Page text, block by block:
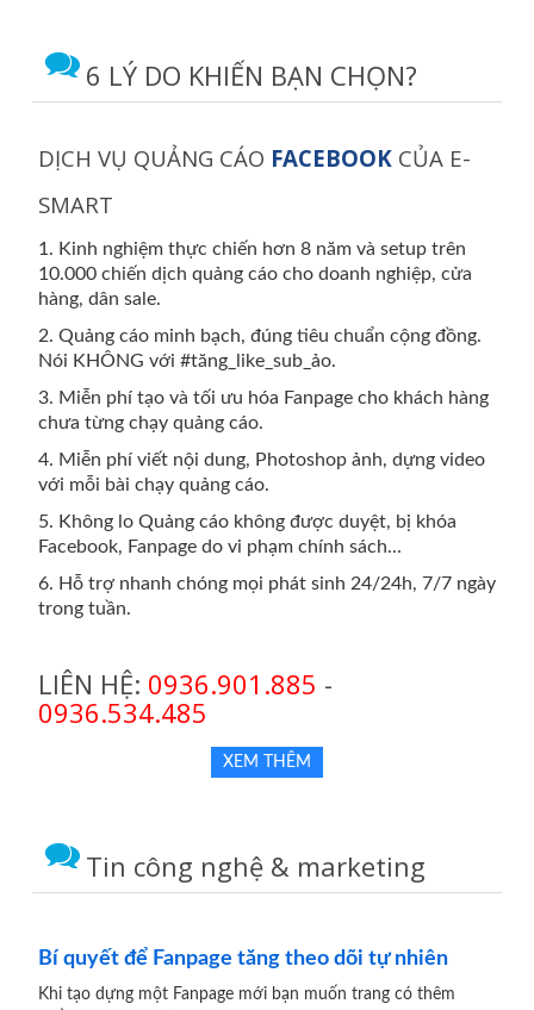
6 LÝ DO KHIẾN BẠN CHỌN?
DỊCH VỤ QUẢNG CÁO FACEBOOK CỦA E-
SMART
1. Kinh nghiệm thực chiến hơn 8 năm và setup trên
10.000 chiến dịch quảng cáo cho doanh nghiệp, cửa
hàng, dân sale.
2. Quảng cáo minh bạch, đúng tiêu chuẩn cộng đồng.
Nói KHÔNG với #tăng_like_sub_ảo.
3. Miễn phí tạo và tối ưu hóa Fanpage cho khách hàng
chưa từng chạy quảng cáo.
4. Miễn phí viết nội dung, Photoshop ảnh, dựng video
với mỗi bài chạy quảng cáo.
5. Không lo Quảng cáo không được duyệt, bị khóa
Facebook, Fanpage do vi phạm chính sách...
6. Hỗ trợ nhanh chóng mọi phát sinh 24/24h, 7/7 ngày
trong tuần.
LIÊN HỆ: 0936.901.885 -
0936.534.485
XEM THÊM
Tin công nghệ & marketing
Bí quyết để Fanpage tăng theo dõi tự nhiên
Khi tạo dựng một Fanpage mới bạn muốn trang có thêm